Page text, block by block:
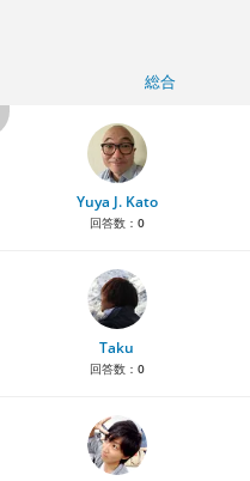
総合
Yuya J. Kato
回答数： 0
Taku
回答数： 0